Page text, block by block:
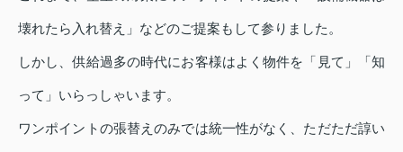
壊れたら入れ替え」などのご提案もして参りました。
しかし、供給過多の時代にお客様はよく物件を「見て」「知
って」いらっしゃいます。
ワンポイントの張替えのみでは統一性がなく、ただただ諄い